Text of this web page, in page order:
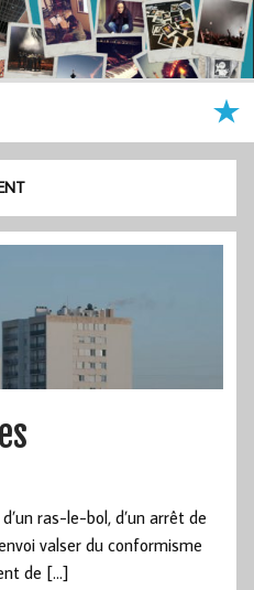
ras-le-bol, d’un arrêt de
valser du conformisme
de […]